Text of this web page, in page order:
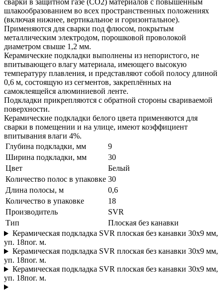
сварки в защитном газе (СО2) материалов с повышенным
шлакообразованием во всех пространственных положениях
(включая нижнее, вертикальное и горизонтальное).
Применяются для сварки под флюсом, покрытым
металлическим электродом, порошковой проволокой
диаметром свыше 1,2 мм.
Керамические подкладки выполнены из непористого, не
впитывающего влагу материала, имеющего высокую
температуру плавления, и представляют собой полосу длиной
0,6 м, состоящую из сегментов, закреплённых на
самоклеящейся алюминиевой ленте.
Подкладки прикрепляются с обратной стороны свариваемой
поверхности.
Керамические подкладки белого цвета применяются для
сварки в помещении и на улице, имеют коэффициент
впитывания влаги 4%.
Глубина подкладки, мм
9
Ширина подкладки, мм
30
Цвет
Белый
Количество полос в упаковке 30
Длина полосы, м
0,6
Количество в упаковке
18
Производитель
SVR
Тип
Плоская без канавки
Керамическая подкладка SVR плоская без канавки 30x9 мм,
уп. 18пог. м.
Керамическая подкладка SVR плоская без канавки 30x9 мм,
уп. 18пог. м.
Керамическая подкладка SVR плоская без канавки 30x9 мм,
уп. 18пог. м.